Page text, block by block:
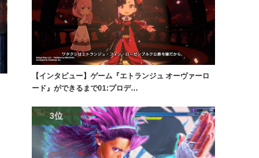
【インタビュー】ゲーム『エトランジュ オーヴァーロ
ード』ができるまで01:プロデ…
3位